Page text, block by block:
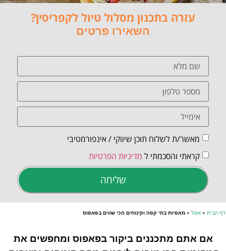
עזרה בתכנון מסלול טיול לקפריסין?
השאירו פרטים
מאשר/ת לשלוח תוכן שיווקי / אינפורמטיבי
קראתי והסכמתי ל מדיניות הפרטיות
שליחה
דף הבית » אוכל » מאפיות בתי קפה וקינוחים הכי שווים בפאפוס
אם אתם מתכננים ביקור בפאפוס ומחפשים את